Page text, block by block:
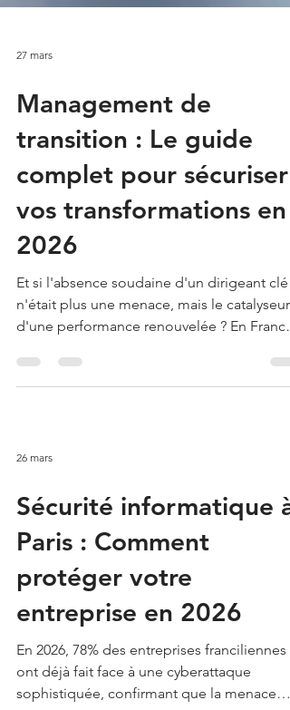
27 mars
Management de
transition : Le guide
complet pour sécuriser
vos transformations en
2026
Et si l'absence soudaine d'un dirigeant clé
n'était plus une menace, mais le catalyseur
projets de transformation numérique
comprenons parfaitement l'inquiétude que
suscit...
26 mars
Sécurité informatique à
Paris : Comment
protéger votre
entreprise en 2026